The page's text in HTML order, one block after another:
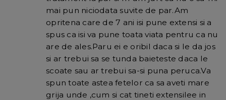
mai pun niciodata suvite de par.Am
opritena care de 7 ani isi pune extensi si a
spus ca isi va pune toata viata pentru ca nu
are de ales.Paru ei e oribil daca si le da jos
si ar trebui sa se tunda baieteste daca le
scoate sau ar trebui sa-si puna peruca.Va
spun toate astea fetelor ca sa aveti mare
grija unde ,cum si cat tineti extensilee in